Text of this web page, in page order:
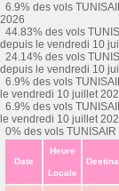
6.9% des vols
2026
44.83% des vols
depuis le vendredi 10
24.14% des vols
depuis le vendredi 10
6.9% des vols
le vendredi 10 juillet
6.9% des vols
le vendredi 10 juillet
0% des vols
Date
Heure
Locale